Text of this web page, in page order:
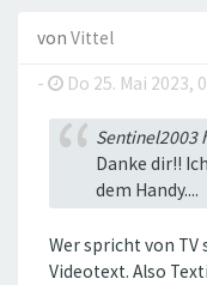
von Vittel
-
Do 25. Mai 2023,
Sentinel2003
Danke dir!!
dem Handy....
Wer spricht von TV
Videotext. Also